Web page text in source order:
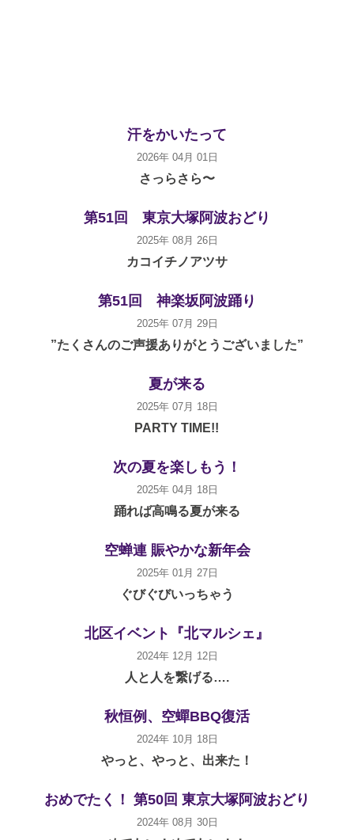
汗をかいたって
2026年 04月 01日
さっらさら〜
第51回 東京大塚阿波おどり
2025年 08月 26日
カコイチノアツサ
第51回 神楽坂阿波踊り
2025年 07月 29日
”たくさんのご声援ありがとうございました”
夏が来る
2025年 07月 18日
PARTY TIME!!
次の夏を楽しもう！
2025年 04月 18日
踊れば高鳴る夏が来る
空蝉連 賑やかな新年会
2025年 01月 27日
ぐびぐびいっちゃう
北区イベント『北マルシェ』
2024年 12月 12日
人と人を繋げる….
秋恒例、空蟬BBQ復活
2024年 10月 18日
やっと、やっと、出来た！
おめでたく！ 第50回 東京大塚阿波おどり
2024年 08月 30日